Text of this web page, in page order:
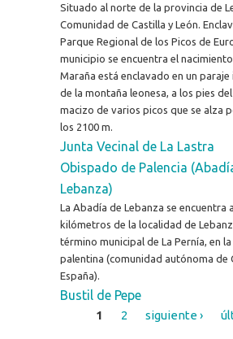
Situado al norte de la provincia de
Comunidad de Castilla y León.
Parque Regional de los Picos de
municipio se encuentra el
Maraña está enclavado en un
de la montaña leonesa, a los pies
macizo de varios picos que se alza
los 2100 m.
Junta Vecinal de La Lastra
Obispado de Palencia
Lebanza)
La Abadía de Lebanza se encuentra
kilómetros de la localidad de
término municipal de La Pernía, en
palentina (comunidad autónoma de
España).
Bustil de Pepe
Páginas
1 2 siguiente ›